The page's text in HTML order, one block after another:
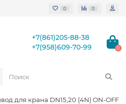
0 0
+7(861)205-88-38
+7(958)609-70-99
0
для крана DN15,20 (4N) ON-OFF